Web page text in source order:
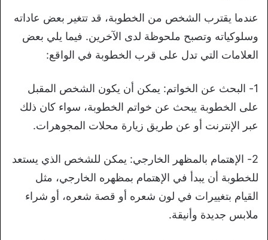
عندما يقترب الشخص من الخطوبة، قد تتغير بعض عاداته
وسلوكياته وتصبح ملحوظة لدى الآخرين. فيما يلي بعض
العلامات التي تدل على قرب الخطوبة في الواقع:
1- البحث عن الخواتم: يمكن أن يكون الشخص المقبل
على الخطوبة يبحث عن خواتم الخطوبة، سواء كان ذلك
عبر الإنترنت أو عن طريق زيارة محلات المجوهرات.
2- الإهتمام بالمظهر الخارجي: يمكن للشخص الذي يستعد
للخطوبة أن يبدأ في الإهتمام بمظهره الخارجي، مثل
القيام بتغييرات في لون شعره أو قصة شعره، أو شراء
ملابس جديدة وأنيقة.